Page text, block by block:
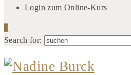
Login zum Online-Kurs
0
Search for: